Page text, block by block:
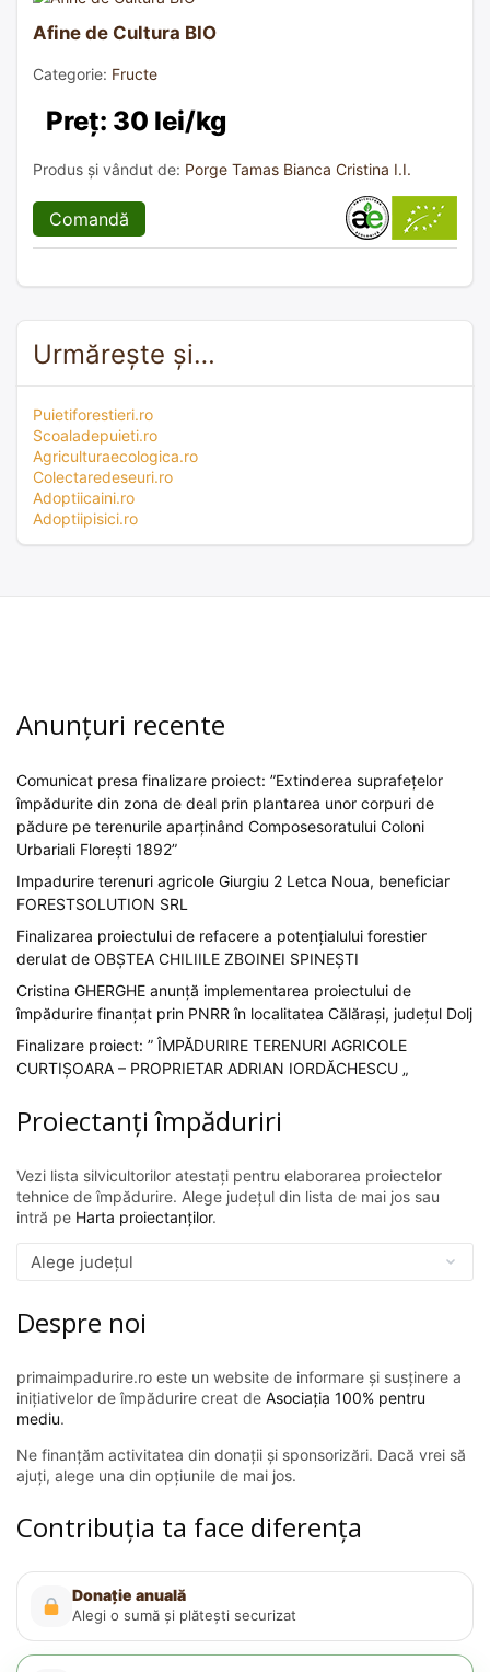
Afine de Cultura BIO
Categorie: Fructe
Preț: 30 lei/kg
Produs și vândut de: Porge Tamas Bianca Cristina I.I.
Comandă
Urmărește și…
Puietiforestieri.ro
Scoaladepuieti.ro
Agriculturaecologica.ro
Colectaredeseuri.ro
Adoptiicaini.ro
Adoptiipisici.ro
Anunțuri recente
Comunicat presa finalizare proiect: ”Extinderea suprafețelor
împădurite din zona de deal prin plantarea unor corpuri de
pădure pe terenurile aparținând Composesoratului Coloni
Urbariali Florești 1892”
Impadurire terenuri agricole Giurgiu 2 Letca Noua, beneficiar
FORESTSOLUTION SRL
Finalizarea proiectului de refacere a potențialului forestier
derulat de OBȘTEA CHILIILE ZBOINEI SPINEȘTI
Cristina GHERGHE anunță implementarea proiectului de
împădurire finanțat prin PNRR în localitatea Călărași, județul Dolj
Finalizare proiect: ” ÎMPĂDURIRE TERENURI AGRICOLE
CURTIȘOARA – PROPRIETAR ADRIAN IORDĂCHESCU „
Proiectanți împăduriri
Vezi lista silvicultorilor atestați pentru elaborarea proiectelor
tehnice de împădurire. Alege județul din lista de mai jos sau
intră pe Harta proiectanților.
Despre noi
primaimpadurire.ro este un website de informare și susținere a
inițiativelor de împădurire creat de Asociația 100% pentru
mediu.
Ne finanțăm activitatea din donații și sponsorizări. Dacă vrei să
ajuți, alege una din opțiunile de mai jos.
Contribuția ta face diferența
Donație anuală
Alegi o sumă și plătești securizat